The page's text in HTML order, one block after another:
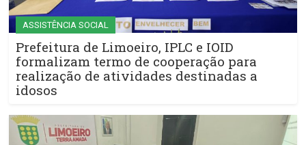
ASSISTÊNCIA SOCIAL
Prefeitura de Limoeiro, IPLC e IOID
formalizam termo de cooperação para
realização de atividades destinadas a
idosos